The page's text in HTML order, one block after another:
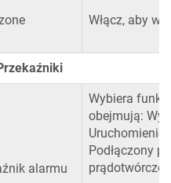
Włącz, aby
alarmu
Wybiera
obejmują:
Podłączony